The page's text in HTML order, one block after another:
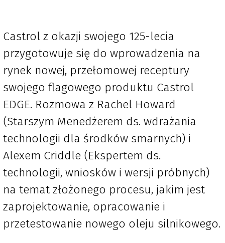
Castrol z okazji swojego 125-lecia
przygotowuje się do wprowadzenia na
rynek nowej, przełomowej receptury
swojego flagowego produktu Castrol
EDGE. Rozmowa z Rachel Howard
(Starszym Menedżerem ds. wdrażania
technologii dla środków smarnych) i
Alexem Criddle (Ekspertem ds.
technologii, wniosków i wersji próbnych)
na temat złożonego procesu, jakim jest
zaprojektowanie, opracowanie i
przetestowanie nowego oleju silnikowego.